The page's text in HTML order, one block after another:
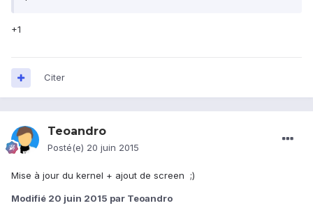
+1
Citer
Teoandro
Posté(e) 20 juin 2015
Mise à jour du kernel + ajout de screen ;)
Modifié 20 juin 2015 par Teoandro